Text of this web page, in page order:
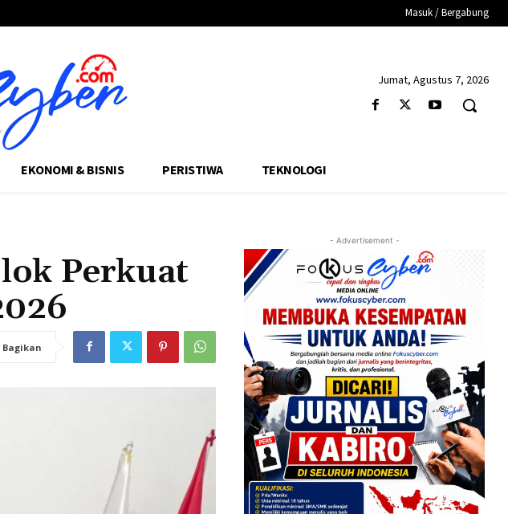
Masuk / Bergabung
Jumat, Agustus 7, 2026
EKONOMI & BISNIS PERISTIWA TEKNOLOGI
Perkuat
Bagikan
- Advertisement -